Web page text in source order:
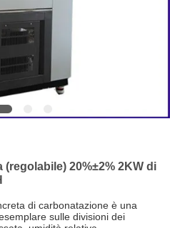
20%±2% 2KW di
di carbonatazione è una
sulle divisioni dei